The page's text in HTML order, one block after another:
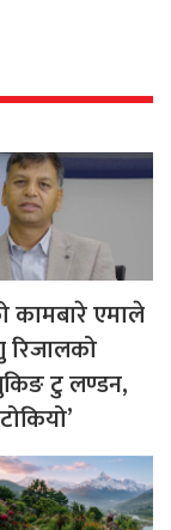
कामबारे एमाले
रिजालको
टु लण्डन,